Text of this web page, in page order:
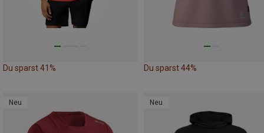
Du sparst 41% Du sparst 44%
Neu Neu